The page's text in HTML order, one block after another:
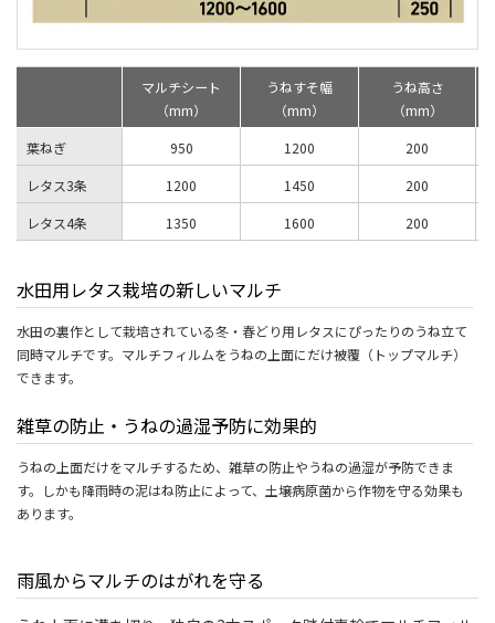
マルチシート
（mm）
うねすそ幅
（mm）
うね高さ
（mm）
葉ねぎ
950 1200
200
レタス3条
1200 1450
200
レタス4条
1350 1600 200
水田用レタス栽培の新しいマルチ
水田の裏作として栽培されている冬・春どり用レタスにぴったりのうね立て
同時マルチです。マルチフィルムをうねの上面にだけ被覆（トップマルチ）
できます。
雑草の防止・うねの過湿予防に効果的
うねの上面だけをマルチするため、雑草の防止やうねの過湿が予防できま
す。しかも降雨時の泥はね防止によって、土壌病原菌から作物を守る効果も
あります。
雨風からマルチのはがれを守る